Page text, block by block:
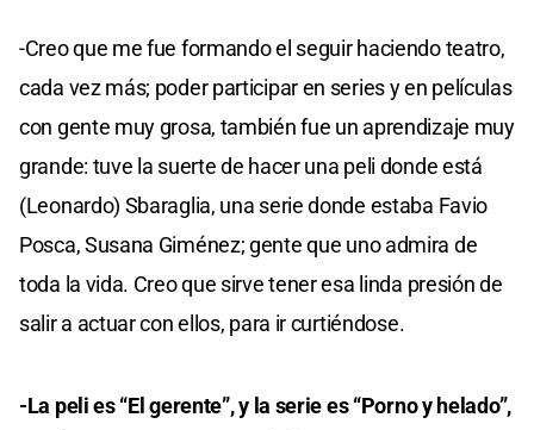
-Creo que me fue formando el seguir haciendo teatro,
cada vez más; poder participar en series y en películas
con gente muy grosa, también fue un aprendizaje muy
grande: tuve la suerte de hacer una peli donde está
(Leonardo) Sbaraglia, una serie donde estaba Favio
Posca, Susana Giménez; gente que uno admira de
toda la vida. Creo que sirve tener esa linda presión de
salir a actuar con ellos, para ir curtiéndose.
-La peli es “El gerente”, y la serie es “Porno y helado”,